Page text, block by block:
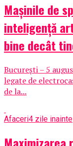
Mașinile de
inteligență
bine decât
București – 5
legate de
de la...
Afaceri4 zile inainte